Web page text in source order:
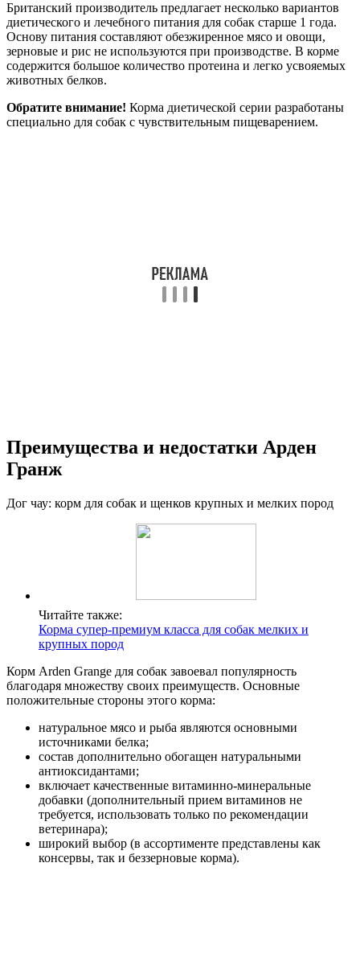
Британский производитель предлагает несколько вариантов
диетического и лечебного питания для собак старше 1 года.
Основу питания составляют обезжиренное мясо и овощи,
зерновые и рис не используются при производстве. В корме
содержится большое количество протеина и легко усвояемых
животных белков.
Обратите внимание! Корма диетической серии разработаны
специально для собак с чувствительным пищеварением.
Преимущества и недостатки Арден
Гранж
Дог чау: корм для собак и щенков крупных и мелких пород
Читайте также:
Корма супер-премиум класса для собак мелких и
крупных пород
Корм Arden Grange для собак завоевал популярность
благодаря множеству своих преимуществ. Основные
положительные стороны этого корма:
натуральное мясо и рыба являются основными
источниками белка;
состав дополнительно обогащен натуральными
антиоксидантами;
включает качественные витаминно-минеральные
добавки (дополнительный прием витаминов не
требуется, использовать только по рекомендации
ветеринара);
широкий выбор (в ассортименте представлены как
консервы, так и беззерновые корма).